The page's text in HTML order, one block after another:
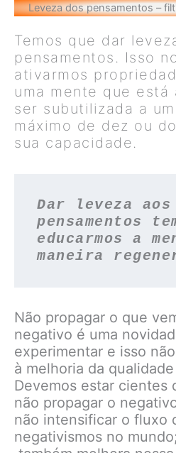
Leveza dos pensamentos –
Temos que dar
pensamentos. Isso
ativarmos
uma mente que está
ser subutilizada a
máximo de dez ou
sua capacidade.
Dar leveza aos
pensamentos
educarmos a
maneira
Não propagar o que
negativo é uma
experimentar e isso
à melhoria da
Devemos estar cientes
não propagar o
não intensificar o fluxo
negativismos no